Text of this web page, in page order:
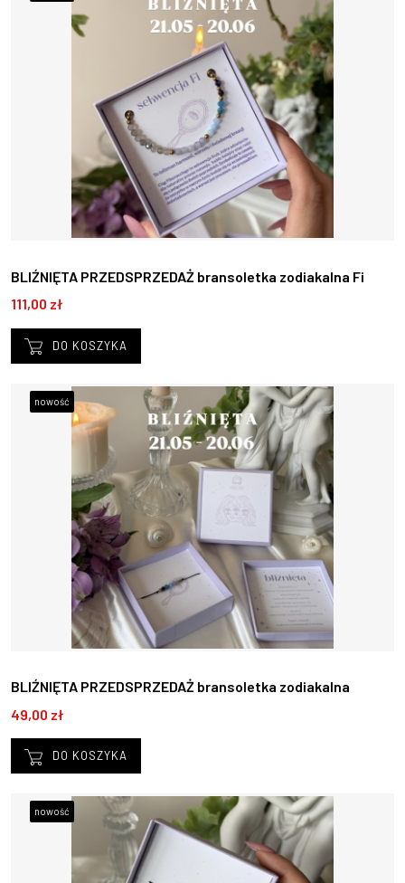
BLIŹNIĘTA PRZEDSPRZEDAŻ bransoletka zodiakalna Fi
21.05 -20.06
111,00 zł
DO KOSZYKA
BLIŹNIĘTA PRZEDSPRZEDAŻ bransoletka zodiakalna
zaciągana 21.05 -20.06
49,00 zł
DO KOSZYKA
nowość
nowość